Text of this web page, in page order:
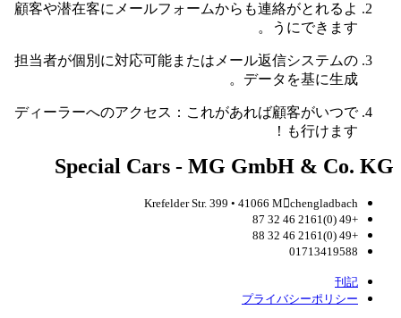
顧客や潜在客にメールフォームからも連絡がとれるよ
うにできます。
担当者が個別に対応可能またはメール返信システムの
データを基に生成。
ディーラーへのアクセス：これがあれば顧客がいつで
も行けます！
Special Cars - MG GmbH & Co. KG
Krefelder Str. 399 • 41066 Mchengladbach
+49 (0)2161 46 32 87
+49 (0)2161 46 32 88
01713419588
刊記
プライバシーポリシー